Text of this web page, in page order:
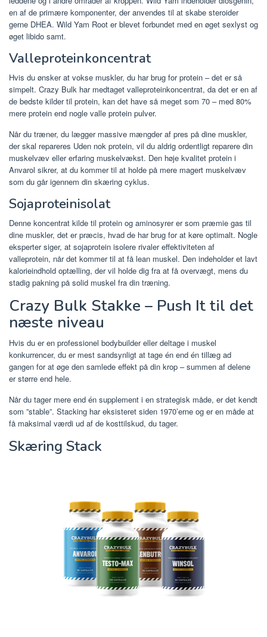
en af de primære komponenter, der anvendes til at skabe steroider
gerne DHEA. Wild Yam Root er blevet forbundet med en øget sexlyst og
øget libido samt.
Valleproteinkoncentrat
Hvis du ønsker at vokse muskler, du har brug for protein – det er så
simpelt. Crazy Bulk har medtaget valleproteinkoncentrat, da det er en af
​​de bedste kilder til protein, kan det have så meget som 70 – med 80%
mere protein end nogle valle protein pulver.
Når du træner, du lægger massive mængder af pres på dine muskler,
der skal repareres Uden nok protein, vil du aldrig ordentligt reparere din
muskelvæv eller erfaring muskelvækst. Den høje kvalitet protein i
Anvarol sikrer, at du kommer til at holde på mere magert muskelvæv
som du går igennem din skæring cyklus.
Sojaproteinisolat
Denne koncentrat kilde til protein og aminosyrer er som præmie gas til
dine muskler, det er præcis, hvad de har brug for at køre optimalt. Nogle
eksperter siger, at sojaprotein isolere rivaler effektiviteten af ​​
valleprotein, når det kommer til at få lean muskel. Den indeholder et lavt
kalorieindhold optælling, der vil holde dig fra at få overvægt, mens du
stadig pakning på solid muskel fra din træning.
Crazy Bulk Stakke – Push It til det
næste niveau
Hvis du er en professionel bodybuilder eller deltage i muskel
konkurrencer, du er mest sandsynligt at tage én end én tillæg ad
gangen for at øge den samlede effekt på din krop – summen af ​​delene
er større end hele.
Når du tager mere end én supplement i en strategisk måde, er det kendt
som ”stable”. Stacking har eksisteret siden 1970’erne og er en måde at
få maksimal værdi ud af de kosttilskud, du tager.
Skæring Stack